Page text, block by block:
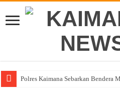
Polres Kaimana Sebarkan